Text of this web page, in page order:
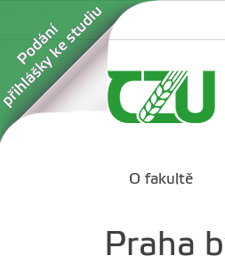
O fakultě
Praha